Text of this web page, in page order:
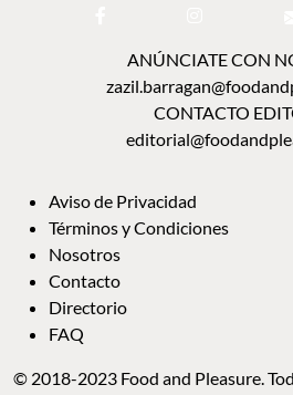
ANÚNCIATE CON
CONTACTO
Aviso de Privacidad
Términos y Condiciones
Nosotros
Contacto
Directorio
FAQ
© 2018-2023 Food and Pleasure.